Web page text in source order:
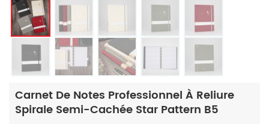
Carnet De Notes Professionnel À Reliure
Spirale Semi-Cachée Star Pattern B5